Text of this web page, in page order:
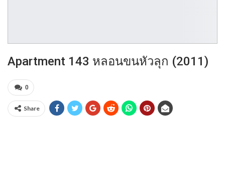
Apartment 143 หลอนขนหัวลุก (2011)
0
Share